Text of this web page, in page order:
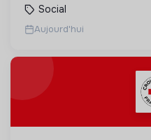
Social
Aujourd'hui